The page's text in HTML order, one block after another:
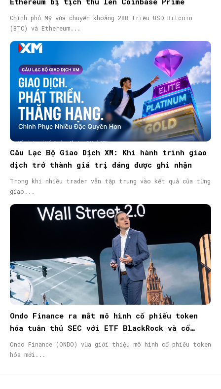
Chính phủ Mỹ vừa chuyển khoảng 288 triệu USD Bitcoin
(BTC) và Ethereum...
Câu Lạc Bộ Giao Dịch XM: Khi hành trình giao
dịch trở thành giá trị đáng được ghi nhận
Trong khi nhiều trader vẫn tập trung vào kết quả của từng
giao...
Ondo Finance ra mắt mô hình cổ phiếu token
hóa tuân thủ SEC với ETF BlackRock và cổ
phiếu Micron
Ondo Finance (ONDO) vừa giới thiệu mô hình cổ phiếu token
hóa mới...